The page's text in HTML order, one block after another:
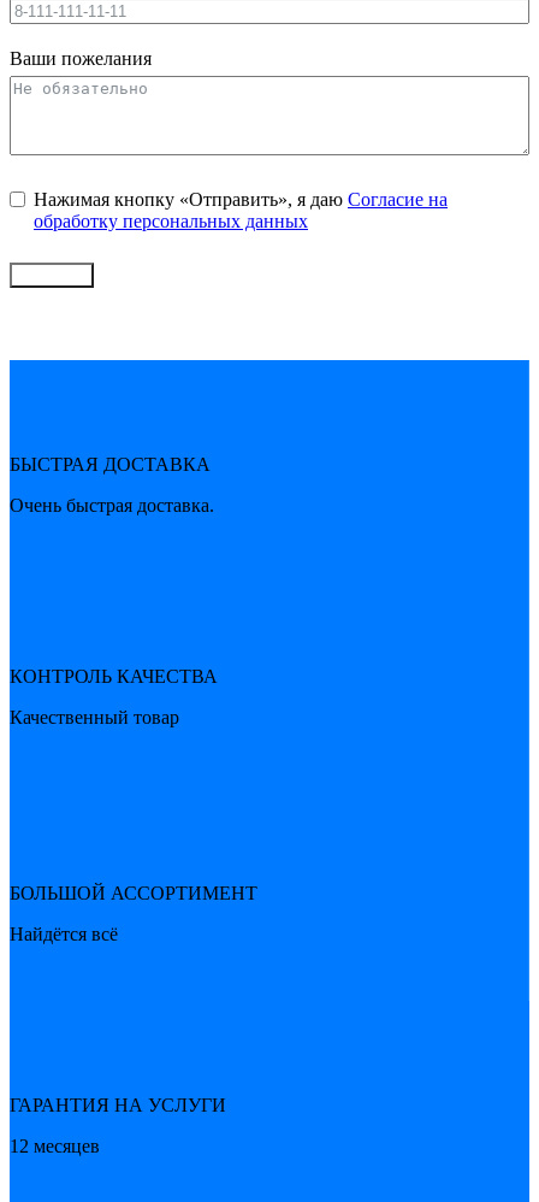
Ваши пожелания
Нажимая кнопку «Отправить», я даю Согласие на
обработку персональных данных
БЫСТРАЯ ДОСТАВКА
Очень быстрая доставка.
КОНТРОЛЬ КАЧЕСТВА
Качественный товар
БОЛЬШОЙ АССОРТИМЕНТ
Найдётся всё
ГАРАНТИЯ НА УСЛУГИ
12 месяцев